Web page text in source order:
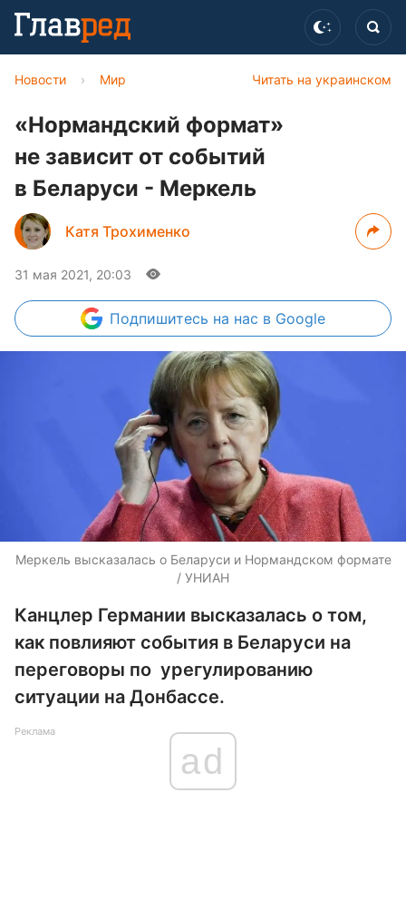
Читать на украинском
Новости › Мир
«Нормандский формат»
не зависит от событий
в Беларуси - Меркель
Катя Трохименко
31 мая 2021, 20:03
Подпишитесь на нас в Google
Меркель высказалась о Беларуси и Нормандском формате
/ УНИАН
Канцлер Германии высказалась о том,
как повлияют события в Беларуси на
переговоры по урегулированию
ситуации на Донбассе.
Реклама
ad